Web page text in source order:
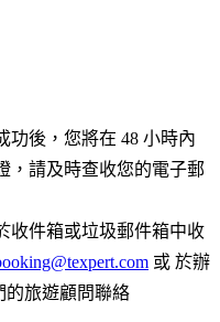
功後，您將在 48 小時內
，請及時查收您的電子郵
收件箱或垃圾郵件箱中收
或 於辦
的旅遊顧問聯絡